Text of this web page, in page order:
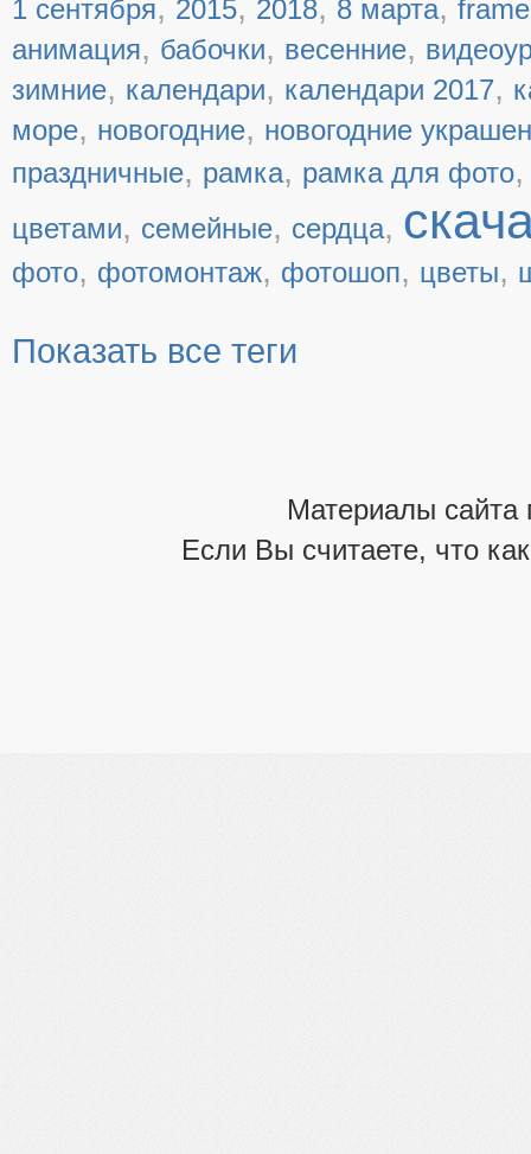
1 сентября 2015 2018 8 марта frame
анимация, бабочки, весенние,
зимние, календари, календари 2017,
море, новогодние, новогодние
праздничные, рамка, рамка для фото
цветами, семейные, сердца,
фото, фотомонтаж, фотошоп, цветы,
Показать все теги
Материалы сайта
Если Вы считаете, что